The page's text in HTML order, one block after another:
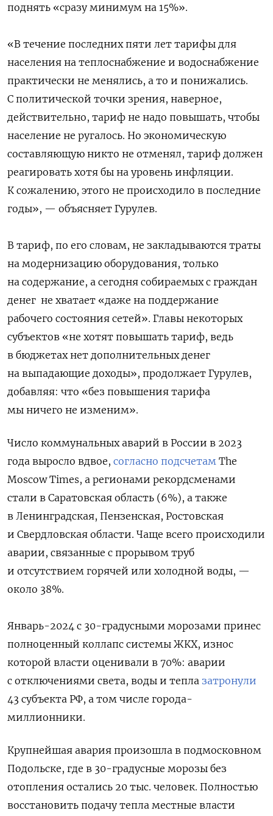
поднять «сразу минимум на 15%».
«В течение последних пяти лет тарифы для
населения на теплоснабжение и водоснабжение
практически не менялись, а то и понижались.
С политической точки зрения, наверное,
действительно, тариф не надо повышать, чтобы
население не ругалось. Но экономическую
составляющую никто не отменял, тариф должен
реагировать хотя бы на уровень инфляции.
К сожалению, этого не происходило в последние
годы», — объясняет Гурулев.
В тариф, по его словам, не закладываются траты
на модернизацию оборудования, только
на содержание, а сегодня собираемых с граждан
денег не хватает «даже на поддержание
рабочего состояния сетей». Главы некоторых
субъектов «не хотят повышать тариф, ведь
в бюджетах нет дополнительных денег
на выпадающие доходы», продолжает Гурулев,
добавляя: что «без повышения тарифа
мы ничего не изменим».
Число коммунальных аварий в России в 2023
года выросло вдвое, согласно подсчетам The
Moscow Times, а регионами рекордсменами
стали в Саратовская область (6%), а также
в Ленинградская, Пензенская, Ростовская
и Свердловская области. Чаще всего происходили
аварии, связанные с прорывом труб
и отсутствием горячей или холодной воды, —
около 38%.
Январь-2024 с 30-градусными морозами принес
полноценный коллапс системы ЖКХ, износ
которой власти оценивали в 70%: аварии
с отключениями света, воды и тепла затронули
43 субъекта РФ, а том числе города-
миллионники.
Крупнейшая авария произошла в подмосковном
Подольске, где в 30-градусные морозы без
отопления остались 20 тыс. человек. Полностью
восстановить подачу тепла местные власти